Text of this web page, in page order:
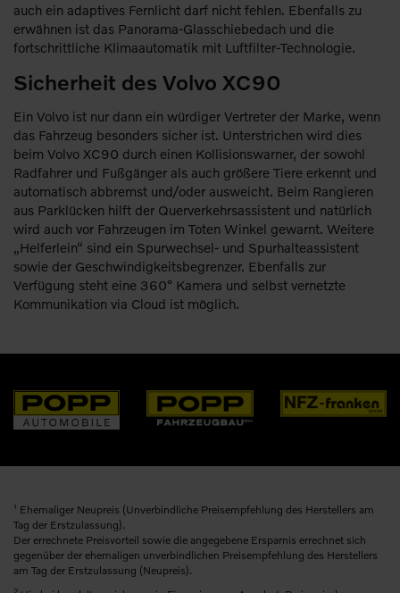
auch ein adaptives Fernlicht darf nicht fehlen. Ebenfalls zu
erwähnen ist das Panorama-Glasschiebedach und die
fortschrittliche Klimaautomatik mit Luftfilter-Technologie.
Sicherheit des Volvo XC90
Ein Volvo ist nur dann ein würdiger Vertreter der Marke, wenn
das Fahrzeug besonders sicher ist. Unterstrichen wird dies
beim Volvo XC90 durch einen Kollisionswarner, der sowohl
Radfahrer und Fußgänger als auch größere Tiere erkennt und
automatisch abbremst und/oder ausweicht. Beim Rangieren
aus Parklücken hilft der Querverkehrsassistent und natürlich
wird auch vor Fahrzeugen im Toten Winkel gewarnt. Weitere
„Helferlein“ sind ein Spurwechsel- und Spurhalteassistent
sowie der Geschwindigkeitsbegrenzer. Ebenfalls zur
Verfügung steht eine 360° Kamera und selbst vernetzte
Kommunikation via Cloud ist möglich.
1 Ehemaliger Neupreis (Unverbindliche Preisempfehlung des Herstellers am
Tag der Erstzulassung).
Der errechnete Preisvorteil sowie die angegebene Ersparnis errechnet sich
gegenüber der ehemaligen unverbindlichen Preisempfehlung des Herstellers
am Tag der Erstzulassung (Neupreis).
2